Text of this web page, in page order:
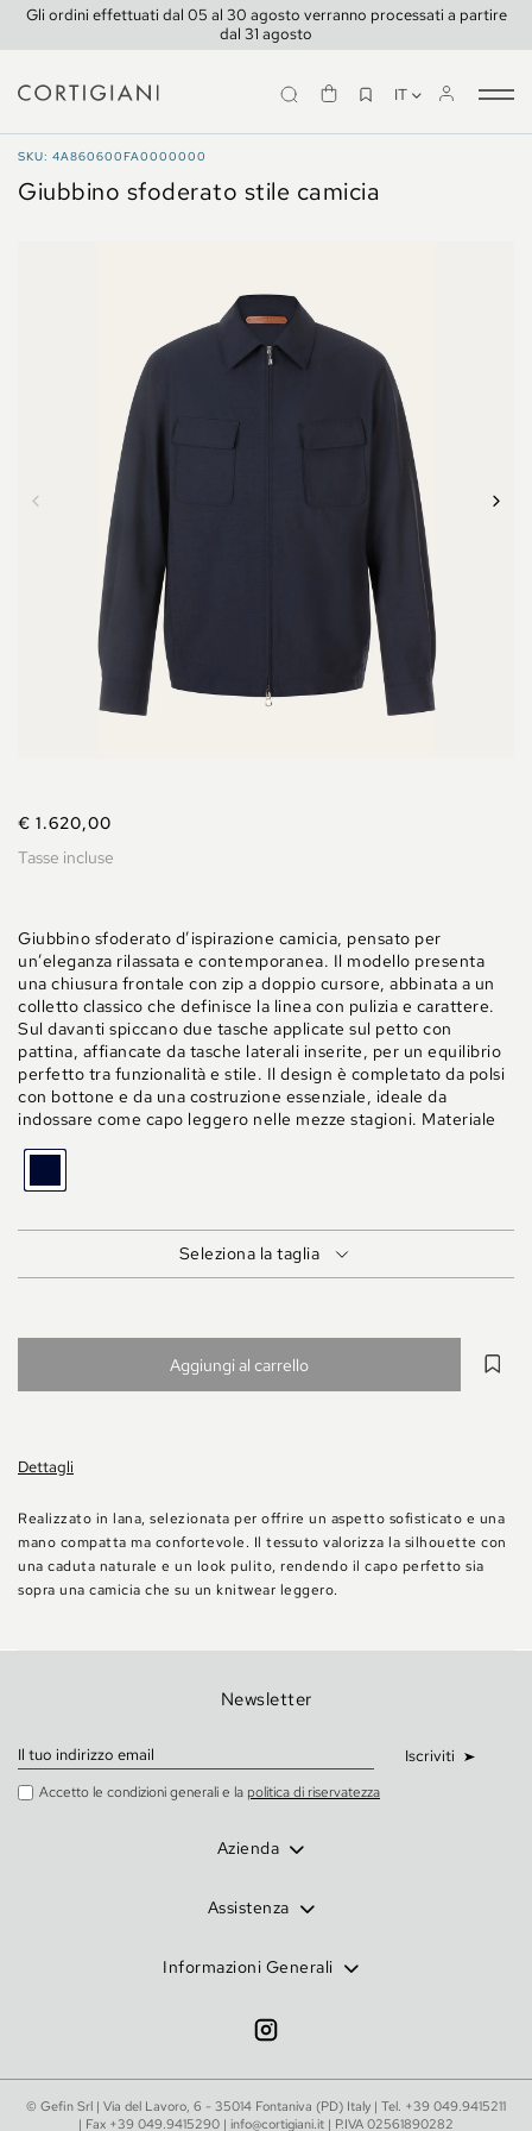
Gli ordini effettuati dal 05 al 30 agosto verranno processati a partire
dal 31 agosto
IT
SKU: 4A860600FA0000000
Giubbino sfoderato stile camicia
€ 1.620,00
Tasse incluse
Giubbino sfoderato d’ispirazione camicia, pensato per
un’eleganza rilassata e contemporanea. Il modello presenta
una chiusura frontale con zip a doppio cursore, abbinata a un
colletto classico che definisce la linea con pulizia e carattere.
Sul davanti spiccano due tasche applicate sul petto con
pattina, affiancate da tasche laterali inserite, per un equilibrio
perfetto tra funzionalità e stile. Il design è completato da polsi
con bottone e da una costruzione essenziale, ideale da
indossare come capo leggero nelle mezze stagioni. Materiale
Seleziona la taglia
Aggiungi al carrello
Dettagli
Realizzato in lana, selezionata per offrire un aspetto sofisticato e una
mano compatta ma confortevole. Il tessuto valorizza la silhouette con
una caduta naturale e un look pulito, rendendo il capo perfetto sia
sopra una camicia che su un knitwear leggero.
Newsletter
Iscriviti
Accetto le condizioni generali e la politica di riservatezza
Azienda
Assistenza
Informazioni Generali
© Gefin Srl | Via del Lavoro, 6 - 35014 Fontaniva (PD) Italy | Tel. +39 049.9415211
| Fax +39 049.9415290 | info@cortigiani.it | P.IVA 02561890282